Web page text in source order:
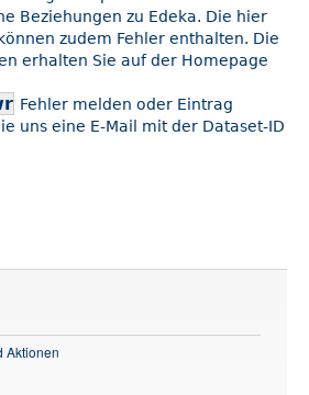
Beziehungen zu Edeka. Die hier
zudem Fehler enthalten. Die
erhalten Sie auf der Homepage
Fehler melden oder Eintrag
uns eine E-Mail mit der Dataset-ID
Aktionen